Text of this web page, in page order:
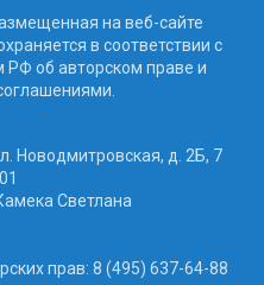
на веб-сайте
в соответствии с
РФ об авторском праве и
Новодмитровская, д. 2Б, 7
Светлана
прав: 8 (495) 637-64-88